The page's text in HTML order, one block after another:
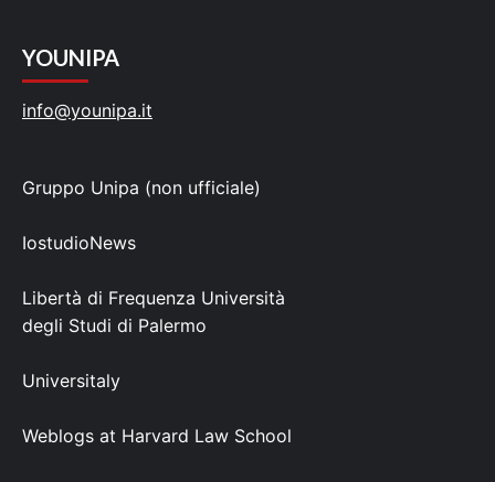
YOUNIPA
info@younipa.it
Gruppo Unipa (non ufficiale)
IostudioNews
Libertà di Frequenza Università
degli Studi di Palermo
Universitaly
Weblogs at Harvard Law School